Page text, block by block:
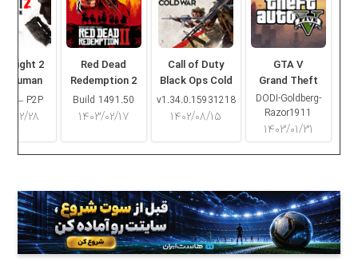
GTA V
Grand Theft
Auto V
DODI-Goldberg-
Razor1911
۱۴۰۳/۰۱/۳۱
Call of Duty
Black Ops Cold
War
v1.34.0.15931218
۱۴۰۲/۰۸/۱۵
Red Dead
Redemption 2
Build 1491.50
۱۴۰۳/۰۲/۱۷
Light 2
Human
– P2P
۱۴۰۳/